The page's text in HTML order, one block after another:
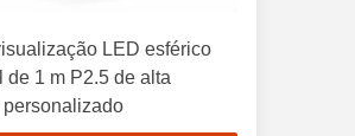
LED esférico
de 1 m P2.5 de alta